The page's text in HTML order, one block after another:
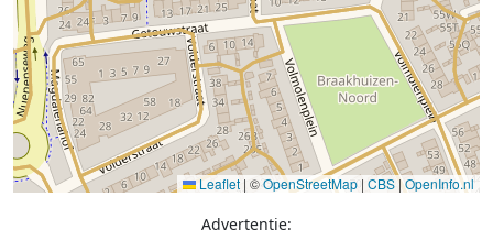
Leaflet | ©OpenStreetMap | CBS |OpenInfo.nl
Advertentie: